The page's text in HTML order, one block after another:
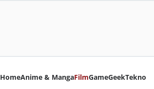
HomeAnime & MangaFilmGameGeekTekno